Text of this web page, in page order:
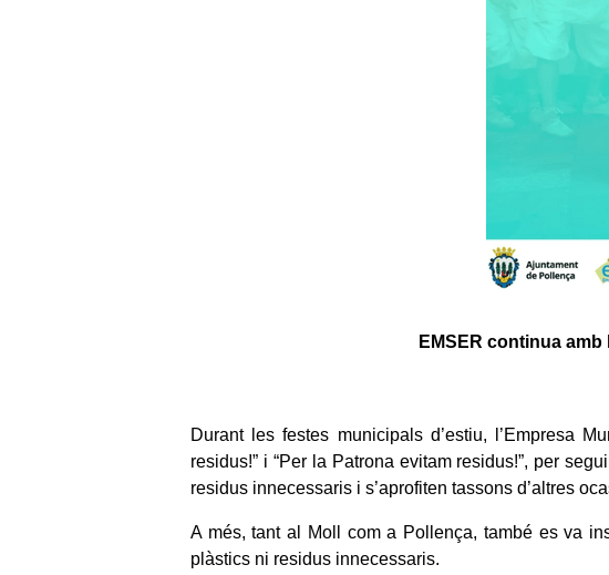
EMSER continua
Durant les festes municipals d’estiu, l’Empresa
residus!” i “Per la Patrona evitam residus!”, per
residus innecessaris i s’aprofiten tassons d’altres
A més, tant al Moll com a Pollença, també es va
plàstics ni residus innecessaris.